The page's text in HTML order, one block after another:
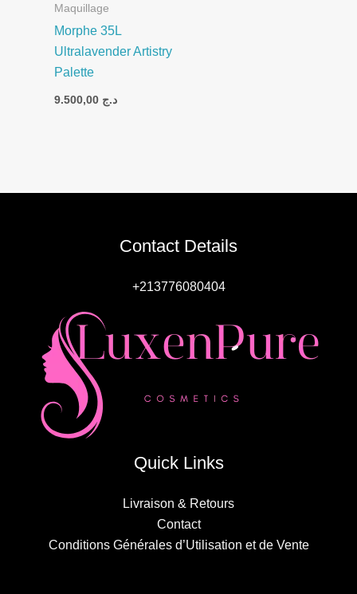
Maquillage
Morphe 35L
Ultralavender Artistry
Palette
د.ج
Contact Details
+213776080404
Quick Links
Livraison & Retours
Contact
Conditions Générales d’Utilisation et de Vente